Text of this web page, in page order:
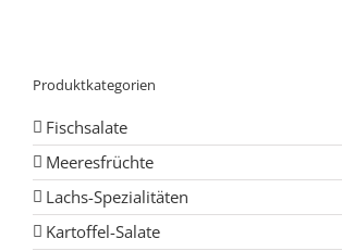
Produktkategorien
Fischsalate
Meeresfrüchte
Lachs-Spezialitäten
Kartoffel-Salate